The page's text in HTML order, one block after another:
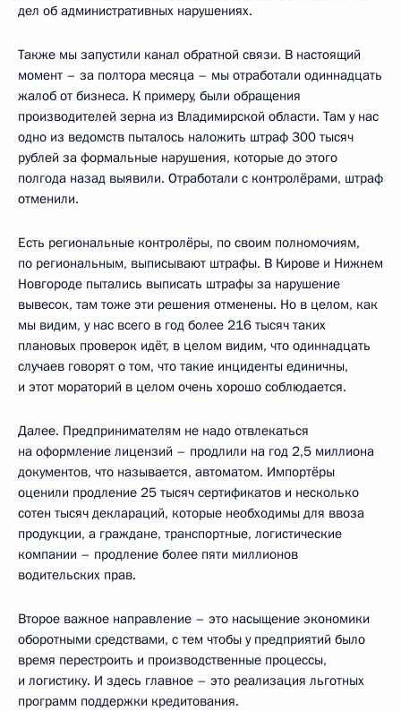
дел об административных нарушениях.
Также мы запустили канал обратной связи. В настоящий
момент – за полтора месяца – мы отработали одиннадцать
жалоб от бизнеса. К примеру, были обращения
производителей зерна из Владимирской области. Там у нас
одно из ведомств пыталось наложить штраф 300 тысяч
рублей за формальные нарушения, которые до этого
полгода назад выявили. Отработали с контролёрами, штраф
отменили.
Есть региональные контролёры, по своим полномочиям,
по региональным, выписывают штрафы. В Кирове и Нижнем
Новгороде пытались выписать штрафы за нарушение
вывесок, там тоже эти решения отменены. Но в целом, как
мы видим, у нас всего в год более 216 тысяч таких
плановых проверок идёт, в целом видим, что одиннадцать
случаев говорят о том, что такие инциденты единичны,
и этот мораторий в целом очень хорошо соблюдается.
Далее. Предпринимателям не надо отвлекаться
на оформление лицензий – продлили на год 2,5 миллиона
документов, что называется, автоматом. Импортёры
оценили продление 25 тысяч сертификатов и несколько
сотен тысяч деклараций, которые необходимы для ввоза
продукции, а граждане, транспортные, логистические
компании – продление более пяти миллионов
водительских прав.
Второе важное направление – это насыщение экономики
оборотными средствами, с тем чтобы у предприятий было
время перестроить и производственные процессы,
и логистику. И здесь главное – это реализация льготных
программ поддержки кредитования.